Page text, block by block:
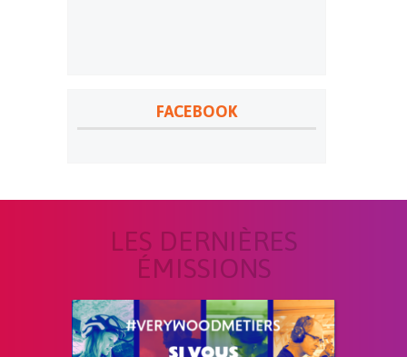
FACEBOOK
LES DERNIÈRES
ÉMISSIONS